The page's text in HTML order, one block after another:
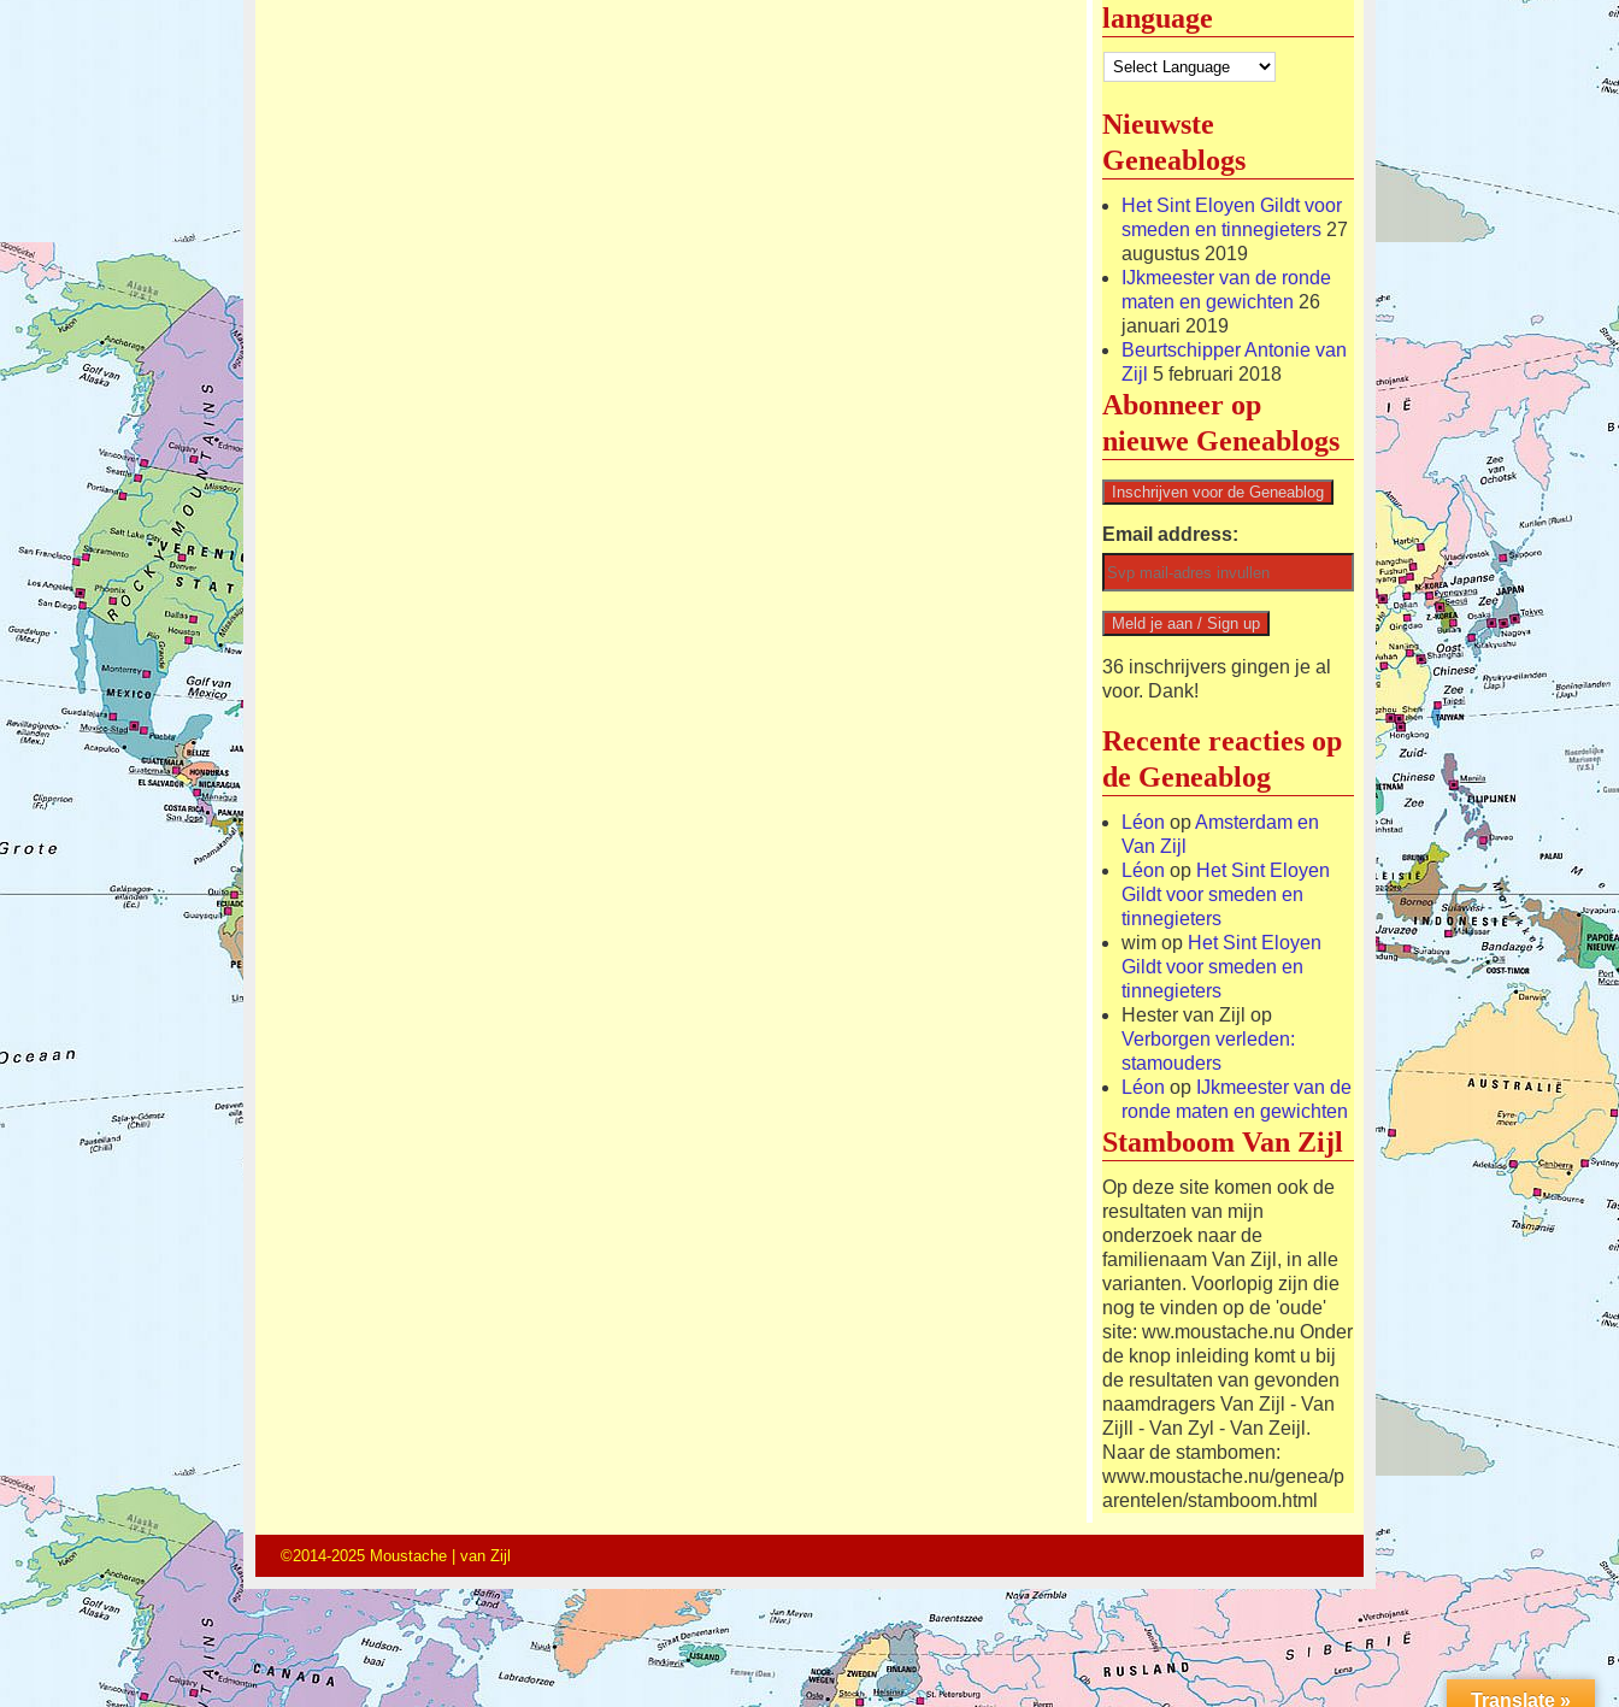
language
Nieuwste
Geneablogs
Het Sint Eloyen Gildt voor
smeden en tinnegieters 27
augustus 2019
IJkmeester van de ronde
maten en gewichten 26
januari 2019
Beurtschipper Antonie van
Zijl 5 februari 2018
Abonneer op
nieuwe Geneablogs
Email address:
36 inschrijvers gingen je al
voor. Dank!
Recente reacties op
de Geneablog
Léon opAmsterdam en
Van Zijl
Léon op Het Sint Eloyen
Gildt voor smeden en
tinnegieters
wim op Het Sint Eloyen
Gildt voor smeden en
tinnegieters
Hester van Zijl op
Verborgen verleden:
stamouders
Léon op IJkmeester van de
ronde maten en gewichten
Stamboom Van Zijl
Op deze site komen ook de
resultaten van mijn
onderzoek naar de
familienaam Van Zijl, in alle
varianten. Voorlopig zijn die
nog te vinden op de 'oude'
site: ww.moustache.nu Onder
de knop inleiding komt u bij
de resultaten van gevonden
naamdragers Van Zijl - Van
Zijll - Van Zyl - Van Zeijl.
Naar de stambomen:
www.moustache.nu/genea/p
arentelen/stamboom.html
©2014-2025 Moustache | van Zijl
Translate »